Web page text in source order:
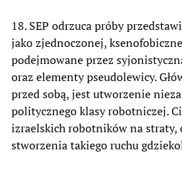
18. SEP odrzuca próby
jako zjednoczonej,
podejmowane przez
oraz elementy pseudolewicy.
przed sobą, jest utworzenie
politycznego klasy robotniczej.
izraelskich robotników na straty,
stworzenia takiego ruchu